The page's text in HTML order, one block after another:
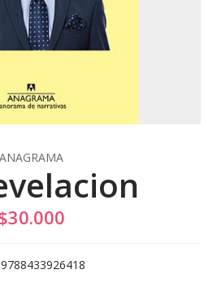
ANAGRAMA
9788433926418